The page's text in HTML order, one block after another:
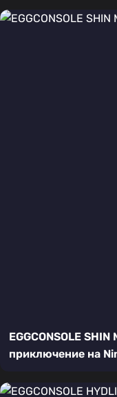
EGGCONSOLE
приключение на